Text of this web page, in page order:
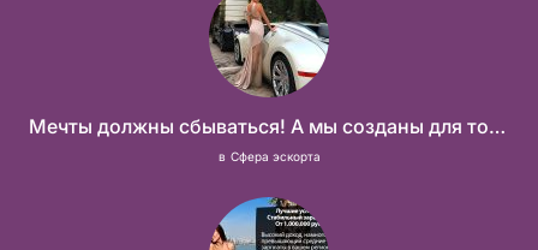
Мечты должны сбываться! А мы созданы для того что бы их осуществить!
в Сфера эскорта